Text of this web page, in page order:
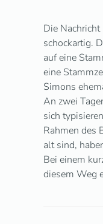
Die
schockartig.
auf eine
eine
Simons
An zwei
sich
Rahmen des
alt sind,
Bei einem
diesem Weg